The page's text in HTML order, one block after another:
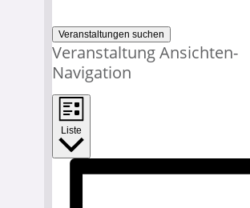
Veranstaltungen suchen
Veranstaltung Ansichten-
Navigation
Liste